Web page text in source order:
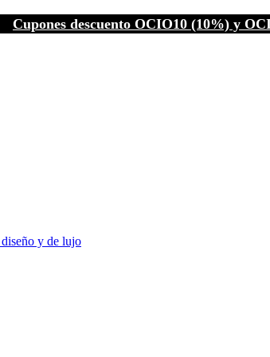
Cupones descuento OCIO10 (10%) y